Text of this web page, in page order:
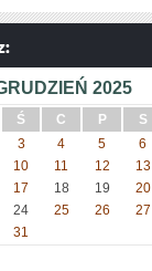
2025
Ś C P S
3 4 5 6
10 11 12 13
17 18 19 20
24 25 26 27
31